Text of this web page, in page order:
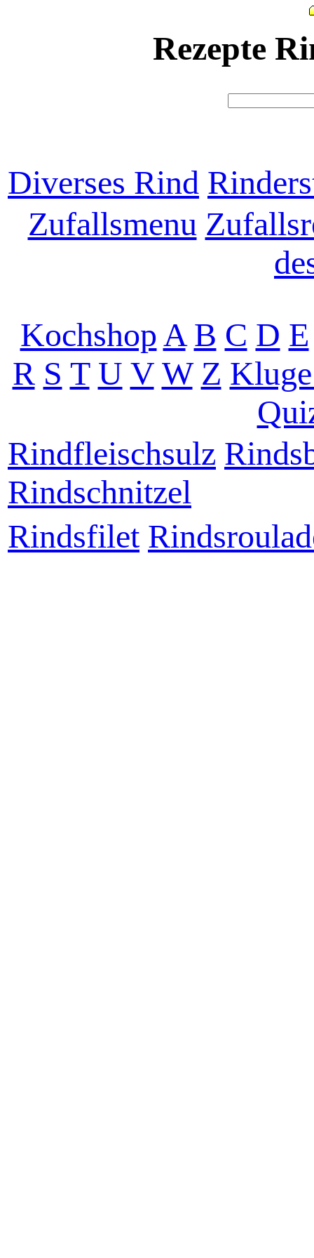
Rezepte
Diverses Rind
Zufallsmenu
KochshopA B C D E
R S T U V W Z
Rindfleischsulz
Rindschnitzel
Rindsfilet